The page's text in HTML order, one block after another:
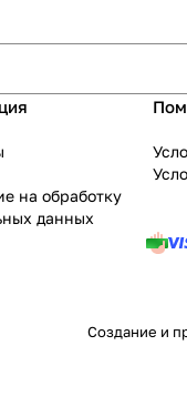
на обработку
данных
Создание и